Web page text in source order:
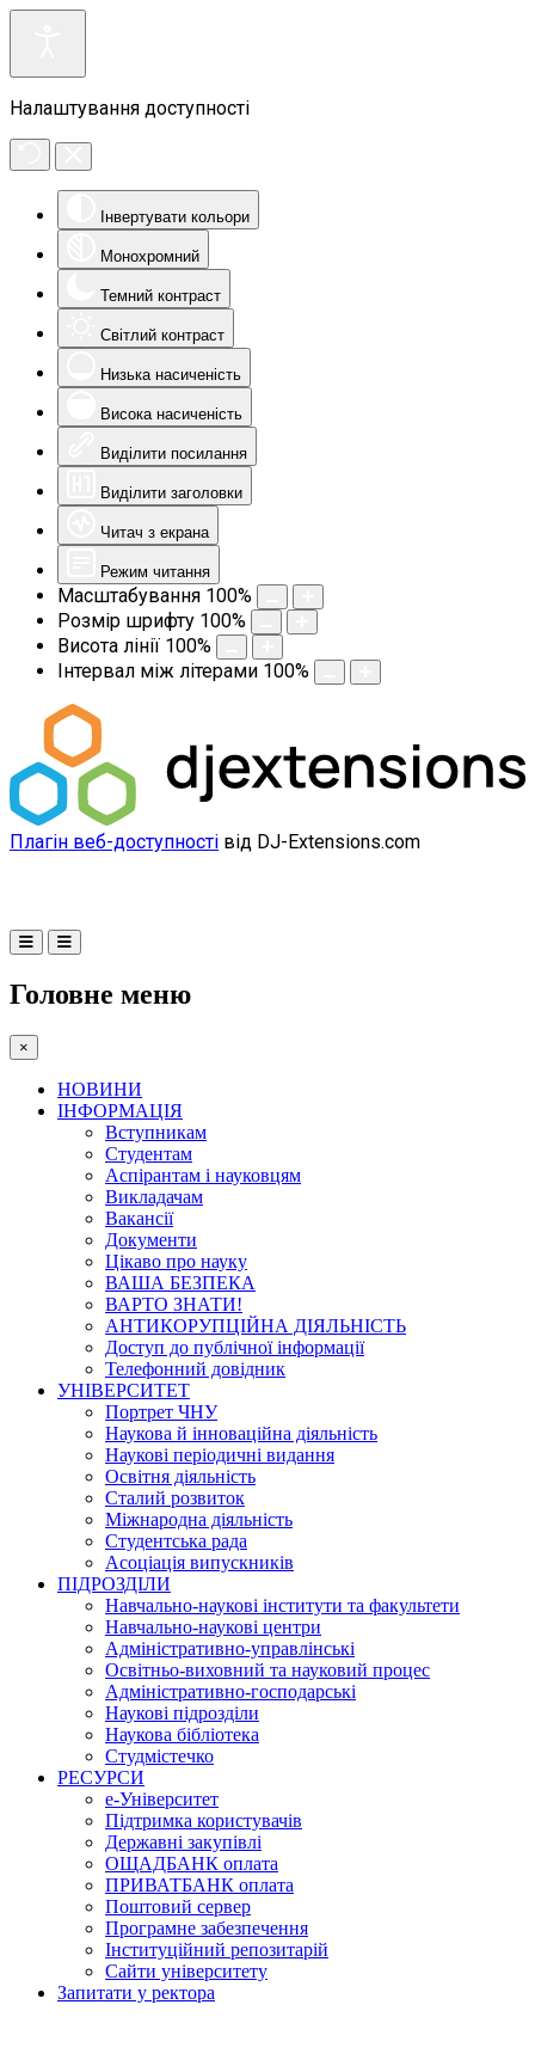
Налаштування доступності
Інвертувати кольори
Монохромний
Темний контраст
Світлий контраст
Низька насиченість
Висока насиченість
Виділити посилання
Виділити заголовки
Читач з екрана
Режим читання
Масштабування 100%
Розмір шрифту 100%
Висота лінії 100%
Інтервал між літерами 100%
Плагін веб-доступності від DJ-Extensions.com
Головне меню
×
НОВИНИ
ІНФОРМАЦІЯ
Вступникам
Студентам
Аспірантам і науковцям
Викладачам
Вакансії
Документи
Цікаво про науку
ВАША БЕЗПЕКА
ВАРТО ЗНАТИ!
АНТИКОРУПЦІЙНА ДІЯЛЬНІСТЬ
Доступ до публічної інформації
Телефонний довідник
УНІВЕРСИТЕТ
Портрет ЧНУ
Наукова й інноваційна діяльність
Наукові періодичні видання
Освітня діяльність
Сталий розвиток
Міжнародна діяльність
Студентська рада
Асоціація випускників
ПІДРОЗДІЛИ
Навчально-наукові інститути та факультети
Навчально-наукові центри
Адміністративно-управлінські
Освітньо-виховний та науковий процес
Адміністративно-господарські
Наукові підрозділи
Наукова бібліотека
Студмістечко
РЕСУРСИ
е-Університет
Підтримка користувачів
Державні закупівлі
ОЩАДБАНК оплата
ПРИВАТБАНК оплата
Поштовий сервер
Програмне забезпечення
Інституційний репозитарій
Сайти університету
Запитати у ректора